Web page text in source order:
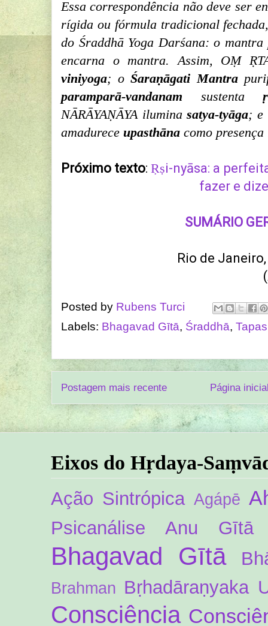
Essa correspondência não deve ser
rígida ou fórmula tradicional
do Śraddhā Yoga Darśana: o
encarna o mantra. Assim, OṂ
viniyoga; oŚaraṇāgati Mantra
paramparā-vandanam sustenta
NĀRĀYAṆĀYA iluminasatya-tyāga;
amadurece upasthāna como
Próximo texto:Ṛṣi-nyāsa: a
fazer e
SUMÁRIO
Rio de
Posted by Rubens Turci
Labels: Bhagavad Gītā, Śraddhā, Tapas
Postagem mais recente Página
Eixos do Hṛdaya-
Ação Sintrópica Agápē
Psicanálise Anu Gītā
Bhagavad Gītā
Brahman Bṛhadāraṇyaka
Consciência